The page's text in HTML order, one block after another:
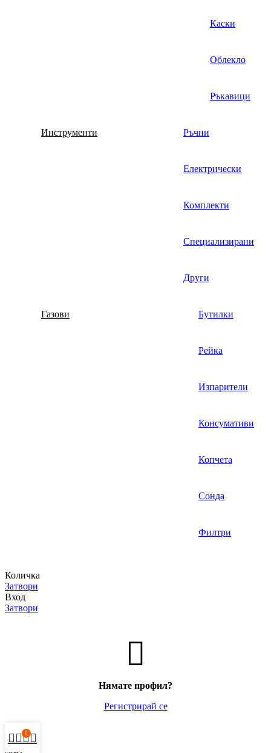
Каски
Облекло
Ръкавици
Инструменти Ръчни
Електрически
Комплекти
Специализирани
Други
Газови Бутилки
Рейка
Изпарители
Консумативи
Копчета
Сонда
Филтри
Количка
Затвори
Вход
Затвори
Нямате профил?
Регистрирай се
0